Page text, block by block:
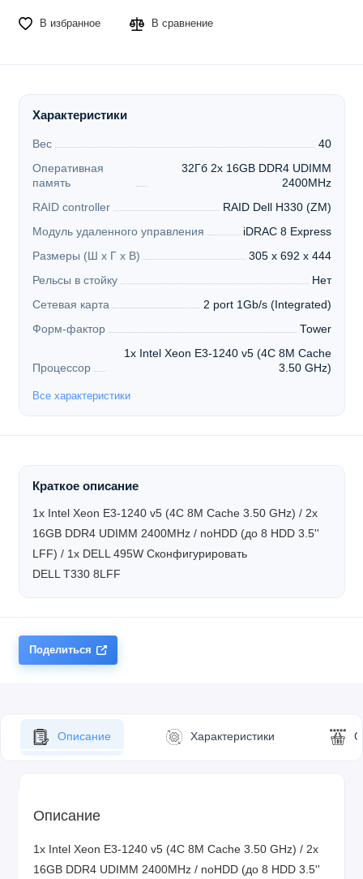
В избранное В сравнение
Характеристики
Вес
40
Оперативная
память
32Гб 2x 16GB DDR4 UDIMM
2400MHz
RAID controller
RAID Dell H330 (ZM)
Модуль удаленного управления
iDRAC 8 Express
Размеры (Ш х Г х В)
305 x 692 x 444
Рельсы в стойку
Нет
Сетевая карта
2 port 1Gb/s (Integrated)
Форм-фактор
Tower
Процессор
1x Intel Xeon E3-1240 v5 (4C 8M Cache
3.50 GHz)
Все характеристики
Краткое описание
1x Intel Xeon E3-1240 v5 (4C 8M Cache 3.50 GHz) / 2x
16GB DDR4 UDIMM 2400MHz / noHDD (до 8 HDD 3.5''
LFF) / 1x DELL 495W Сконфигурировать
DELL T330 8LFF
Поделиться
Описание Характеристики
Описание
1x Intel Xeon E3-1240 v5 (4C 8M Cache 3.50 GHz) / 2x
16GB DDR4 UDIMM 2400MHz / noHDD (до 8 HDD 3.5''